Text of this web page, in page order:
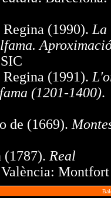
(1990). La
(1991).
(1201-1400).
de (1669).
Real
Montfort